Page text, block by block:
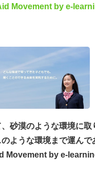
Movement by e-
砂漠のような環境に取
ような環境まで運んで
by e-